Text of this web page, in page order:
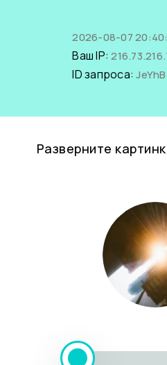
2026-08-07
Ваш IP:
ID запроса:
Разверните